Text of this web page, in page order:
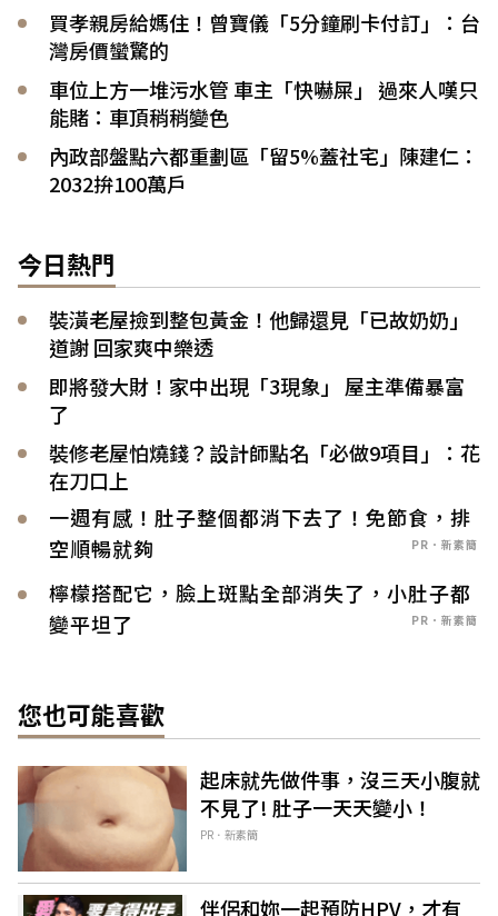
買孝親房給媽住！曾寶儀「5分鐘刷卡付訂」：台
灣房價蠻驚的
車位上方一堆污水管 車主「快嚇屎」 過來人嘆只
能賭：車頂稍稍變色
內政部盤點六都重劃區「留5%蓋社宅」陳建仁：
2032拚100萬戶
今日熱門
裝潢老屋撿到整包黃金！他歸還見「已故奶奶」
道謝 回家爽中樂透
即將發大財！家中出現「3現象」 屋主準備暴富
了
裝修老屋怕燒錢？設計師點名「必做9項目」：花
在刀口上
一週有感！肚子整個都消下去了！免節食，排
空順暢就夠
PR．新素簡
檸檬搭配它，臉上斑點全部消失了，小肚子都
變平坦了
PR．新素簡
您也可能喜歡
起床就先做件事，沒三天小腹就
不見了! 肚子一天天變小！
PR．新素簡
伴侶和妳一起預防HPV，才有